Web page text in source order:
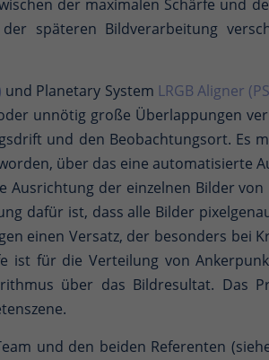
der maximalen Schärfe und
späteren Bildverarbeitung
und Planetary System LRGB Aligner
unnötig große Überlappungen
und den Beobachtungsort. Es
über das eine automatisierte
der einzelnen Bilder von
dafür ist, dass alle Bilder
einen Versatz, der besonders bei
ist für die Verteilung von
über das Bildresultat. Das
und den beiden Referenten